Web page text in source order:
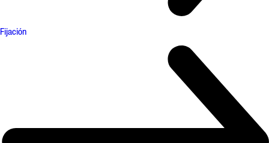
Fijación